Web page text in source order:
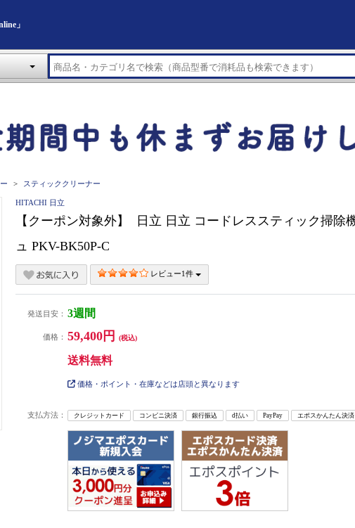
」
スティッククリーナー
HITACHI 日立
【クーポン対象外】 日立 日立 コードレススティック掃除
ュ PKV-BK50P-C
レビュー1件
発送目安： 3週間
価格： 59,400円 (税込)
送料無料
価格・ポイント・在庫などは店頭と異なります
支払方法： クレジットカード コンビニ決済 銀行振込 d払い PayPay エポスかんたん決済